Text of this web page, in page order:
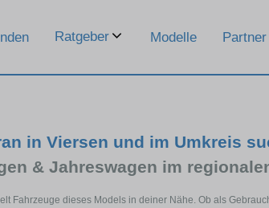
Ratgeber Modelle
in Viersen und im Umkreis
& Jahreswagen im
Fahrzeuge dieses Models in deiner Nähe. Ob als